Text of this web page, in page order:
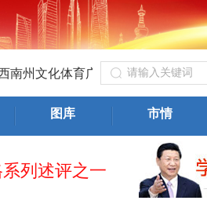
化体育广电旅游局（黔西南州文
图库 市情
情怀）
列述评之二
列述评之一